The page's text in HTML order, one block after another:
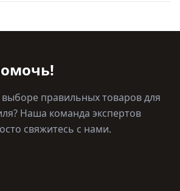
правильных товаров для
Наша команда экспертов
свяжитесь с нами.